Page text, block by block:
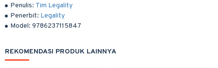
Penulis: Tim Legality
Penerbit: Legality
Model: 9786237115847
REKOMENDASI PRODUK LAINNYA